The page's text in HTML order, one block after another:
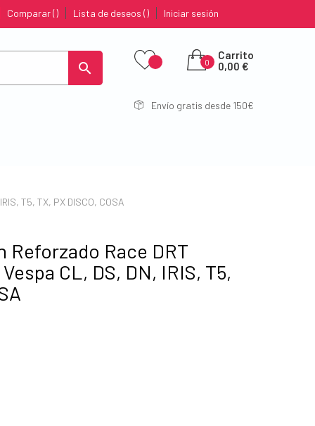
Iniciar sesión
Lista de deseos
Comparar
 0
Carrito
0,00 €
Envío gratis desde 150€
T5, TX, PX DISCO, COSA
Reforzado Race DRT
CL, DS, DN, IRIS, T5,